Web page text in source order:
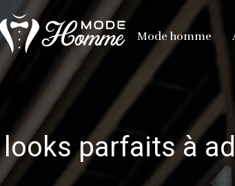
Mode homme
parfaits à